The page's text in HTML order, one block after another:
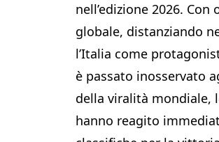
nell’edizione 2026.
globale, distanziando
l’Italia come
è passato inosservato
della viralità mondiale,
hanno reagito